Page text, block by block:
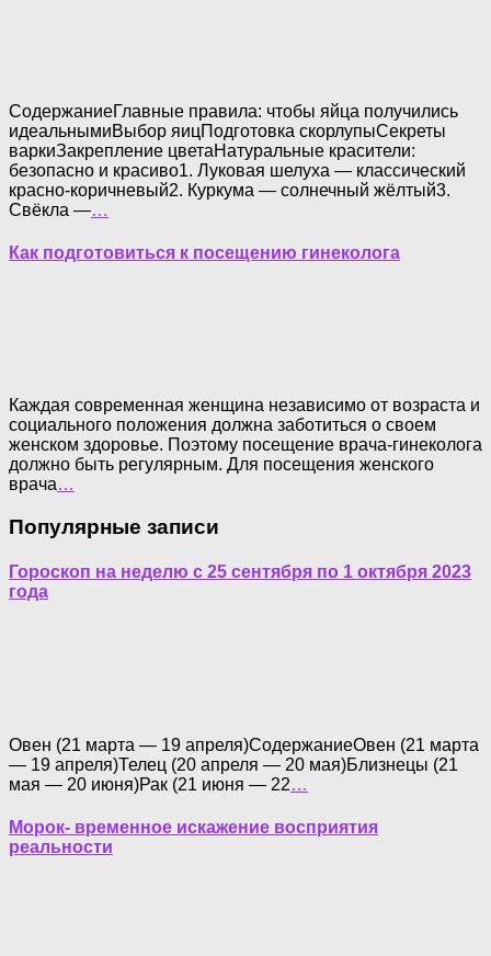
СодержаниеГлавные правила: чтобы яйца получились
идеальнымиВыбор яицПодготовка скорлупыСекреты
варкиЗакрепление цветаНатуральные красители:
безопасно и красиво1. Луковая шелуха — классический
красно-коричневый2. Куркума — солнечный жёлтый3.
Свёкла —…
Как подготовиться к посещению гинеколога
Каждая современная женщина независимо от возраста и
социального положения должна заботиться о своем
женском здоровье. Поэтому посещение врача-гинеколога
должно быть регулярным. Для посещения женского
врача…
Популярные записи
Гороскоп на неделю с 25 сентября по 1 октября 2023
года
Овен (21 марта — 19 апреля)СодержаниеОвен (21 марта
— 19 апреля)Телец (20 апреля — 20 мая)Близнецы (21
мая — 20 июня)Рак (21 июня — 22…
Морок- временное искажение восприятия
реальности